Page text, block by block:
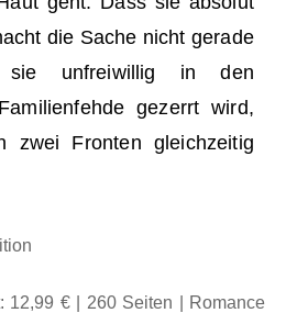
die Sache nicht gerade
sie unfreiwillig in den
gezerrt wird,
zwei Fronten gleichzeitig
12,99 € | 260 Seiten | Romance